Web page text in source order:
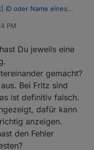
ID oder Name eines
noch.
mit CSS mache
dieser Teil
ist der noch wo
PM
Du jeweils eine
gemacht?
Bei Fritz sind
ist definitiv falsch.
dafür kann
anzeigen.
den Fehler